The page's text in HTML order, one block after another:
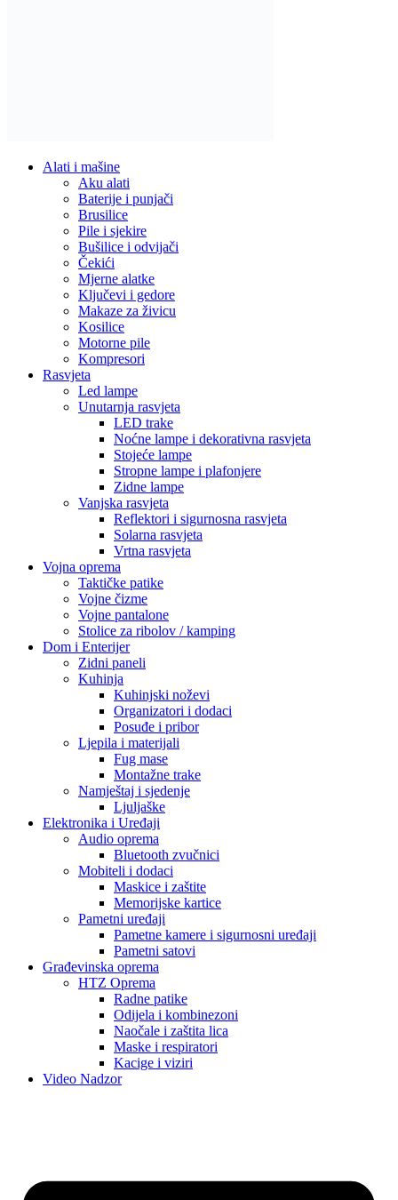
Kuhinja
Kuhinjski noževi
Organizatori i dodaci
Posuđe i pribor
Ljepila i materijali
Fug mase
Montažne trake
Namještaj i sjedenje
Ljuljaške
Elektronika i Uređaji
Audio oprema
Bluetooth zvučnici
Mobiteli i dodaci
Memorijske kartice
Pametni uređaji
Pametne kamere i sigurnosni uređaji
Pametni satovi
Građevinska oprema
HTZ Oprema
Radne patike
Odijela i kombinezoni
Naočale i zaštita lica
Maske i respiratori
Kacige i viziri
Video Nadzor